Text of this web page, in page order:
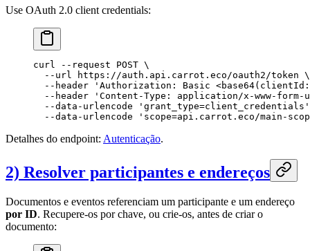
Use OAuth 2.0 client credentials:
curl --request POST \
  --url
https://auth.api.carrot.eco/oauth2/token \
  --header
'Authorization: Basic
  --header
'Content-Type: application/x-www-form-
  --data-urlencode
'grant_type=client_credentials'
  --data-urlencode
'scope=api.carrot.eco/main-
Detalhes do endpoint: Autenticação.
2) Resolver participantes e endereços
Documentos e eventos referenciam um participante e um endereço
por ID. Recupere-os por chave, ou crie-os, antes de criar o
documento: